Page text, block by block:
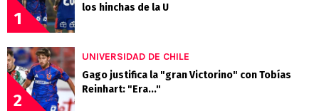
1
los hinchas de la U
2
UNIVERSIDAD DE CHILE
Gago justifica la "gran Victorino" con Tobías
Reinhart: "Era..."